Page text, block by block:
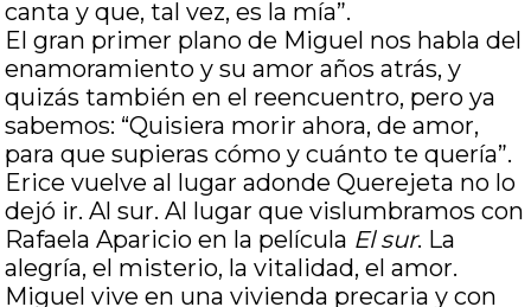
canta y que, tal vez, es la mía”.
El gran primer plano de Miguel nos habla del
enamoramiento y su amor años atrás, y
quizás también en el reencuentro, pero ya
sabemos: “Quisiera morir ahora, de amor,
para que supieras cómo y cuánto te quería”.
Erice vuelve al lugar adonde Querejeta no lo
dejó ir. Al sur. Al lugar que vislumbramos con
Rafaela Aparicio en la película El sur. La
alegría, el misterio, la vitalidad, el amor.
Miguel vive en una vivienda precaria y con